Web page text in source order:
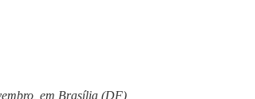
em Brasília (DF)